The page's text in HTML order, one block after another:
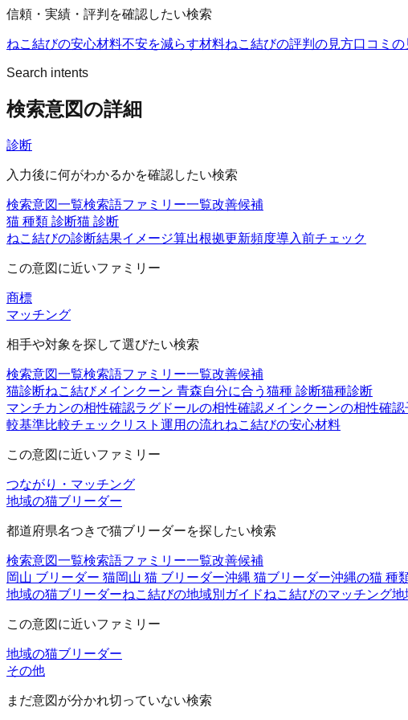
信頼・実績・評判を確認したい検索
ねこ結びの安心材料不安を減らす材料ねこ結びの評判の見方口コミの
Search intents
検索意図の詳細
診断
入力後に何がわかるかを確認したい検索
検索意図一覧検索語ファミリー一覧改善候補
猫 種類 診断猫 診断
ねこ結びの診断結果イメージ算出根拠更新頻度導入前チェック
この意図に近いファミリー
商標
マッチング
相手や対象を探して選びたい検索
検索意図一覧検索語ファミリー一覧改善候補
猫診断ねこ結びメインクーン 青森自分に合う猫種 診断猫種診断
マンチカンの相性確認ラグドールの相性確認メインクーンの相性確認
較基準比較チェックリスト 運用の流れねこ結びの安心材料
この意図に近いファミリー
つながり・マッチング
地域の猫ブリーダー
都道府県名つきで猫ブリーダーを探したい検索
検索意図一覧検索語ファミリー一覧改善候補
岡山 ブリーダー 猫岡山 猫 ブリーダー沖縄 猫ブリーダー沖縄の猫 種
地域の猫ブリーダーねこ結びの地域別ガイドねこ結びのマッチング地
この意図に近いファミリー
地域の猫ブリーダー
その他
まだ意図が分かれ切っていない検索